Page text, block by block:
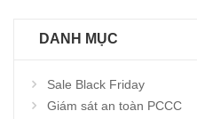
DANH MỤC
Sale Black Friday
Giám sát an toàn PCCC